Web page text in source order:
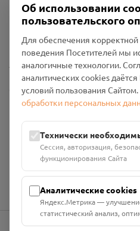
Пользовательское соглашение
Политика конфиденциальности
Промо-материалы
Настройки cookies
Общество с ограниченной
Проект Помним»
Юридический адрес: 216790,
Руднянский, г. Рудня, улица
Номер счёта:
Кор. счёт: 30101810200000000593
Об использовании
пользовательского
Для обеспечения корректной
поведения Посетителей мы
аналогичные технологии.
аналитических cookies
условий пользования
обработки персональных
Технически
Сессия, авторизация,
функционирования Сайта
Аналитические cookies
Яндекс.Метрика —
статистический анализ,